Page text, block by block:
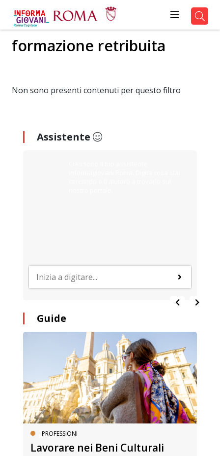
formazione retribuita
Non sono presenti contenuti per questo filtro
Assistente
Guide
PROFESSIONI
Lavorare nei Beni Culturali